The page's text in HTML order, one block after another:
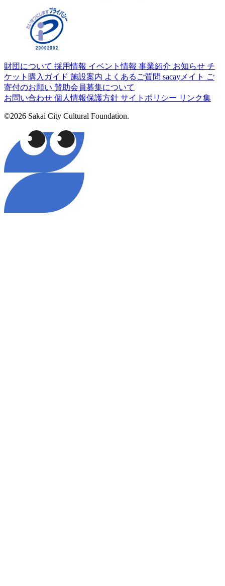
財団について 採用情報 イベント情報 事業紹介 お知らせ チ
ケット購入ガイド 施設案内 よくあるご質問 sacayメイト ご
寄付のお願い 賛助会員募集について
お問い合わせ 個人情報保護方針 サイトポリシー リンク集
©2026 Sakai City Cultural Foundation.